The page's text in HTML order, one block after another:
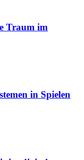
Traum im
in Spielen